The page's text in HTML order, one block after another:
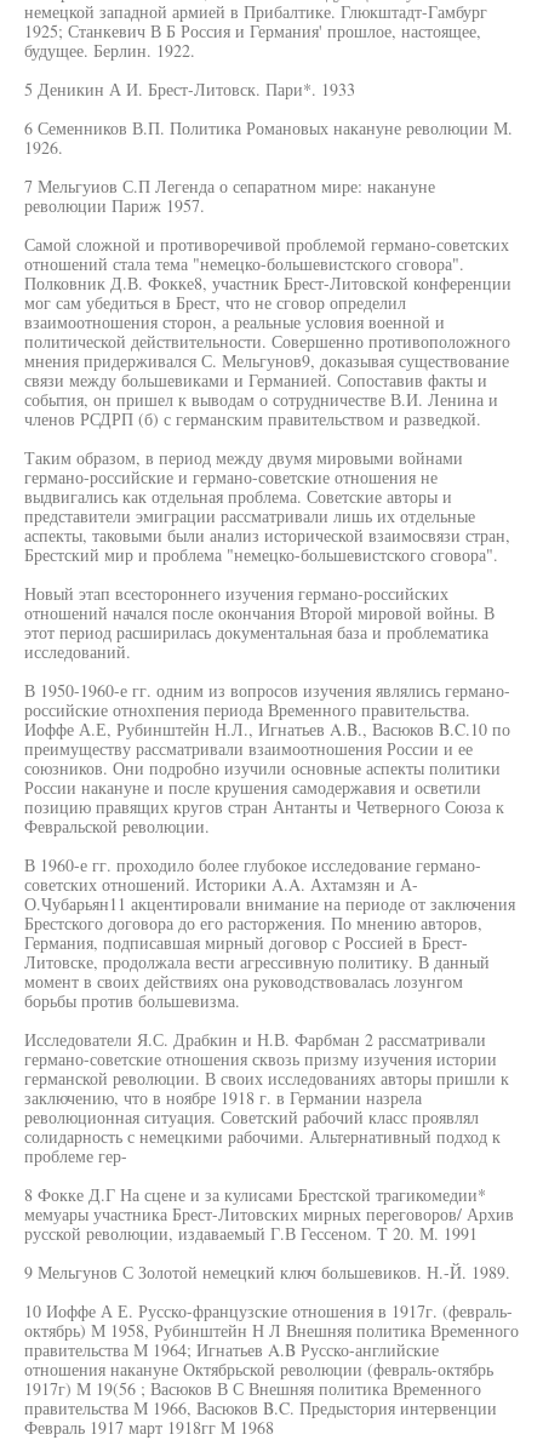
немецкой западной армией в Прибалтике. Глюкштадт-Гамбург
1925; Станкевич В Б Россия и Германия' прошлое, настоящее,
будущее. Берлин. 1922.
5 Деникин А И. Брест-Литовск. Пари*. 1933
6 Семенников В.П. Политика Романовых накануне революции М.
1926.
7 Мельгуиов С.П Легенда о сепаратном мире: накануне
революции Париж 1957.
Самой сложной и противоречивой проблемой германо-советских
отношений стала тема "немецко-большевистского сговора".
Полковник Д.В. Фокке8, участник Брест-Литовской конференции
мог сам убедиться в Брест, что не сговор определил
взаимоотношения сторон, а реальные условия военной и
политической действительности. Совершенно противоположного
мнения придерживался С. Мельгунов9, доказывая существование
связи между большевиками и Германией. Сопоставив факты и
события, он пришел к выводам о сотрудничестве В.И. Ленина и
членов РСДРП (б) с германским правительством и разведкой.
Таким образом, в период между двумя мировыми войнами
германо-российские и германо-советские отношения не
выдвигались как отдельная проблема. Советские авторы и
представители эмиграции рассматривали лишь их отдельные
аспекты, таковыми были анализ исторической взаимосвязи стран,
Брестский мир и проблема "немецко-большевистского сговора".
Новый этап всестороннего изучения германо-российских
отношений начался после окончания Второй мировой войны. В
этот период расширилась документальная база и проблематика
исследований.
В 1950-1960-е гг. одним из вопросов изучения являлись германо-
российские отнохпения периода Временного правительства.
Иоффе А.Е, Рубинштейн Н.Л., Игнатьев A.B., Васюков B.C.10 по
преимуществу рассматривали взаимоотношения России и ее
союзников. Они подробно изучили основные аспекты политики
России накануне и после крушения самодержавия и осветили
позицию правящих кругов стран Антанты и Четверного Союза к
Февральской революции.
В 1960-е гг. проходило более глубокое исследование германо-
советских отношений. Историки A.A. Ахтамзян и А-
О.Чубарьян11 акцентировали внимание на периоде от заключения
Брестского договора до его расторжения. По мнению авторов,
Германия, подписавшая мирный договор с Россией в Брест-
Литовске, продолжала вести агрессивную политику. В данный
момент в своих действиях она руководствовалась лозунгом
борьбы против большевизма.
Исследователи Я.С. Драбкин и Н.В. Фарбман 2 рассматривали
германо-советские отношения сквозь призму изучения истории
германской революции. В своих исследованиях авторы пришли к
заключению, что в ноябре 1918 г. в Германии назрела
революционная ситуация. Советский рабочий класс проявлял
солидарность с немецкими рабочими. Альтернативный подход к
проблеме гер-
8 Фокке Д.Г На сцене и за кулисами Брестской трагикомедии*
мемуары участника Брест-Литовских мирных переговоров/ Архив
русской революции, издаваемый Г.В Гессеном. T 20. М. 1991
9 Мельгунов С Золотой немецкий ключ большевиков. Н.-Й. 1989.
10 Иоффе А Е. Русско-французские отношения в 1917г. (февраль-
октябрь) М 1958, Рубинштейн Н Л Внешняя политика Временного
правительства М 1964; Игнатьев A.B Русско-английские
отношения накануне Октябрьской революции (февраль-октябрь
1917г) М 19(56 ; Васюков В С Внешняя политика Временного
правительства М 1966, Васюков B.C. Предыстория интервенции
Февраль 1917 март 1918гг М 1968